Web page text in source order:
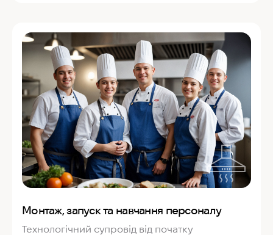
Монтаж, запуск та навчання персоналу
Технологічний супровід від початку